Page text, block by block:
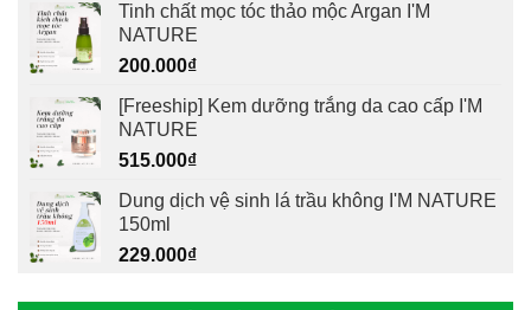
Tinh chất mọc tóc thảo mộc Argan I'M
NATURE
200.000₫
[Freeship] Kem dưỡng trắng da cao cấp I'M
NATURE
515.000₫
Dung dịch vệ sinh lá trầu không I'M NATURE
150ml
229.000₫